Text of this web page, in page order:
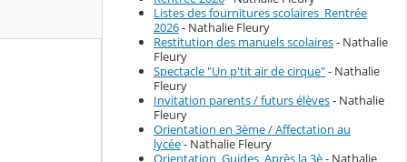
Listes des fournitures scolaires_Rentrée
2026- Nathalie Fleury
Restitution des manuels scolaires- Nathalie
Fleury
Spectacle "Un p'tit air de cirque"- Nathalie
Fleury
Invitation parents / futurs élèves- Nathalie
Fleury
Orientation en 3ème / Affectation au
lycée- Nathalie Fleury
Orientation_Guides_Après la 3è- Nathalie